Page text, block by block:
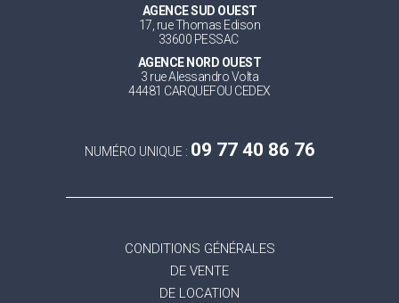
AGENCE SUD OUEST
17, rue Thomas Edison
33600 PESSAC
AGENCE NORD OUEST
3 rue Alessandro Volta
44481 CARQUEFOU CEDEX
NUMÉRO UNIQUE : 09 77 40 86 76
CONDITIONS GÉNÉRALES
DE VENTE
DE LOCATION